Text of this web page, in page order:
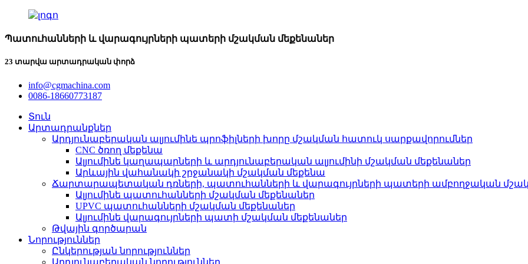
Պատուհանների և վարագույրների պատերի մշակման մեքենաներ
23 տարվա արտադրական փորձ
info@cgmachina.com
0086-18660773187
Տուն
Արտադրանքներ
Արդյունաբերական ալյումինե պրոֆիլների խորը մշակման հատուկ սարքավորումներ
CNC ծռող մեքենա
Ալյումինե կաղապարների և արդյունաբերական ալյումինի մշակման մեքենաներ
Արևային վահանակի շրջանակի մշակման մեքենա
Ճարտարապետական ​​դռների, պատուհանների և վարագույրների պատերի ամբողջական
Ալյումինե պատուհանների մշակման մեքենաներ
UPVC պատուհանների մշակման մեքենաներ
Ալյումինե վարագույրների պատի մշակման մեքենաներ
Թվային գործարան
Նորություններ
Ընկերության նորություններ
Արդյունաբերական նորություններ